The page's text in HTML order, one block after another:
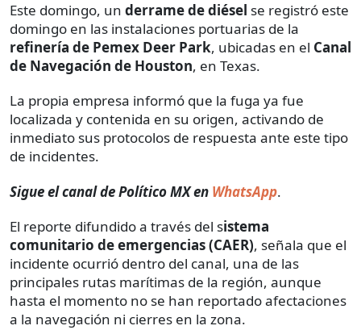
Este domingo, un derrame de diésel se registró este
domingo en las instalaciones portuarias de la
refinería de Pemex Deer Park, ubicadas en el Canal
de Navegación de Houston, en Texas.
La propia empresa informó que la fuga ya fue
localizada y contenida en su origen, activando de
inmediato sus protocolos de respuesta ante este tipo
de incidentes.
Sigue el canal de Político MX en WhatsApp.
El reporte difundido a través del sistema
comunitario de emergencias (CAER), señala que el
incidente ocurrió dentro del canal, una de las
principales rutas marítimas de la región, aunque
hasta el momento no se han reportado afectaciones
a la navegación ni cierres en la zona.